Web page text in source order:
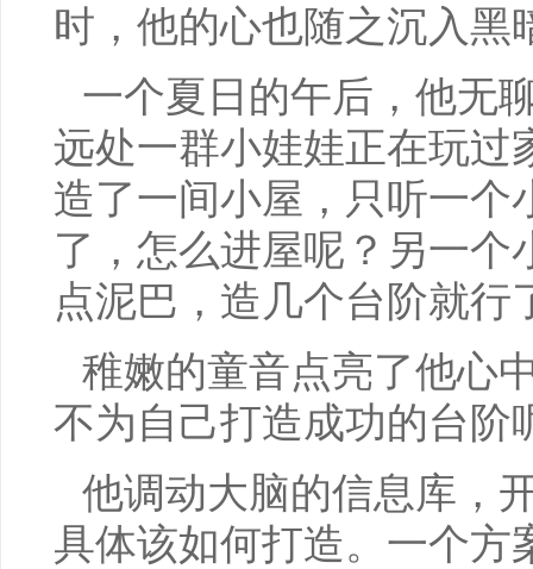
时，他的心也随之沉入黑
一个夏日的午后，他无
远处一群小娃娃正在玩过
造了一间小屋，只听一个
了，怎么进屋呢？另一个
点泥巴，造几个台阶就行
稚嫩的童音点亮了他心
不为自己打造成功的台阶
他调动大脑的信息库，
具体该如何打造。一个方